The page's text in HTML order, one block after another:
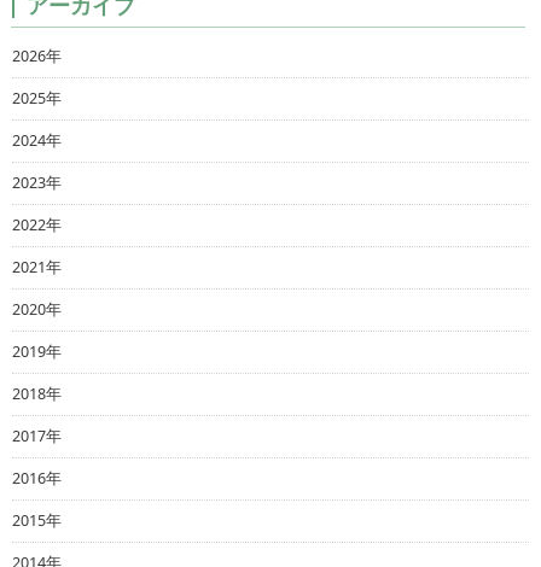
2026年
2025年
2024年
2023年
2022年
2021年
2020年
2019年
2018年
2017年
2016年
2015年